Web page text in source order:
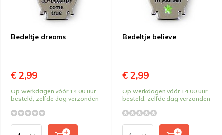
Bedeltje dreams
€ 2,99
Op werkdagen vóór 14.00 uur
besteld, zelfde dag verzonden
Bedeltje believe
€ 2,99
Op werkdagen vóór 14.00 uur
besteld, zelfde dag verzonden